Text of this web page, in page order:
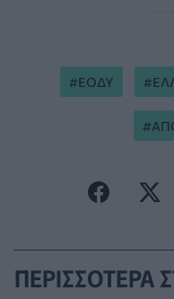
ΕΟΔΥ
ΠΕΡΙΣΣΟΤΕΡΑ